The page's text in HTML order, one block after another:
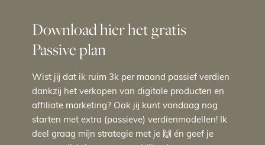
Download hier het gratis
Passive plan
Wist jij dat ik ruim 3k per maand passief verdien
dankzij het verkopen van digitale producten en
affiliate marketing? Ook jij kunt vandaag nog
starten met extra (passieve) verdienmodellen! Ik
deel graag mijn strategie met je 🙌 én geef je